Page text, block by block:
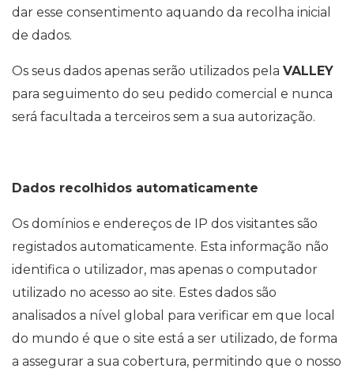
dar esse consentimento aquando da recolha inicial
de dados.
Os seus dados apenas serão utilizados pela VALLEY
para seguimento do seu pedido comercial e nunca
será facultada a terceiros sem a sua autorização.
Dados recolhidos automaticamente
Os domínios e endereços de IP dos visitantes são
registados automaticamente. Esta informação não
identifica o utilizador, mas apenas o computador
utilizado no acesso ao site. Estes dados são
analisados a nível global para verificar em que local
do mundo é que o site está a ser utilizado, de forma
a assegurar a sua cobertura, permitindo que o nosso